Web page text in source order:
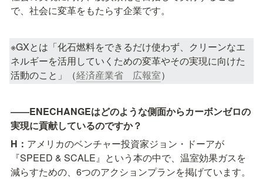
で、社会に変革をもたらす企業です。
※GXとは「化石燃料をできるだけ使わず、クリーンなエ
ネルギーを活用していくための変革やその実現に向けた
活動のこと」（経済産業省　広報室）
――ENECHANGEはどのような側面からカーボンゼロの
実現に貢献しているのですか？
H： アメリカのベンチャー投資家ジョン・ドーアが
『SPEED & SCALE』という本の中で、温室効果ガスを
減らすための、6つのアクションプランを掲げています。